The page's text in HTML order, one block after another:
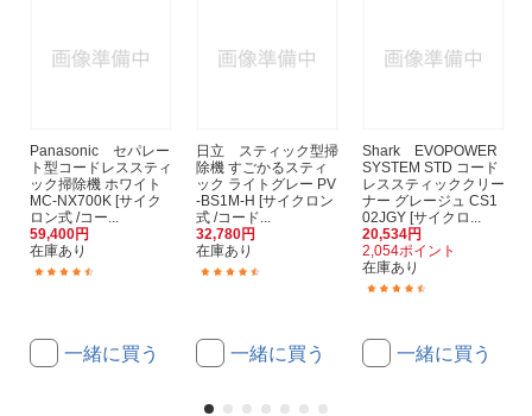
Panasonic セパレー
ト型コードレススティ
ック掃除機 ホワイト
MC-NX700K [サイク
ロン式 /コー...
59,400円
在庫あり
一緒に買う
日立 スティック型掃
除機 すごかるスティ
ック ライトグレー PV
-BS1M-H [サイクロン
式 /コード...
32,780円
在庫あり
一緒に買う
Shark EVOPOWER
SYSTEM STD コード
レススティッククリー
ナー グレージュ CS1
02JGY [サイクロ...
20,534円
2,054ポイント
在庫あり
一緒に買う